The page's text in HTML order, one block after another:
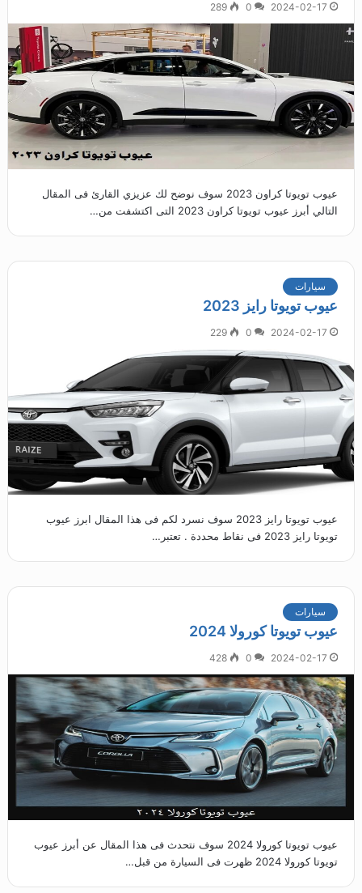
2024-02-17
0
289
عيوب تويوتا كراون 2023 سوف نوضح لك عزيزي القارئ فى المقال
التالي أبرز عيوب تويوتا كراون 2023 التى اكتشفت من…
سيارات
عيوب تويوتا رايز 2023
2024-02-17
0
229
عيوب تويوتا رايز 2023 سوف نسرد لكم فى هذا المقال ابرز عيوب
تويوتا رايز 2023 فى نقاط محددة . تعتبر…
سيارات
عيوب تويوتا كورولا 2024
2024-02-17
0
428
عيوب تويوتا كورولا 2024 سوف نتحدث فى هذا المقال عن أبرز عيوب
تويوتا كورولا 2024 ظهرت فى السيارة من قبل…